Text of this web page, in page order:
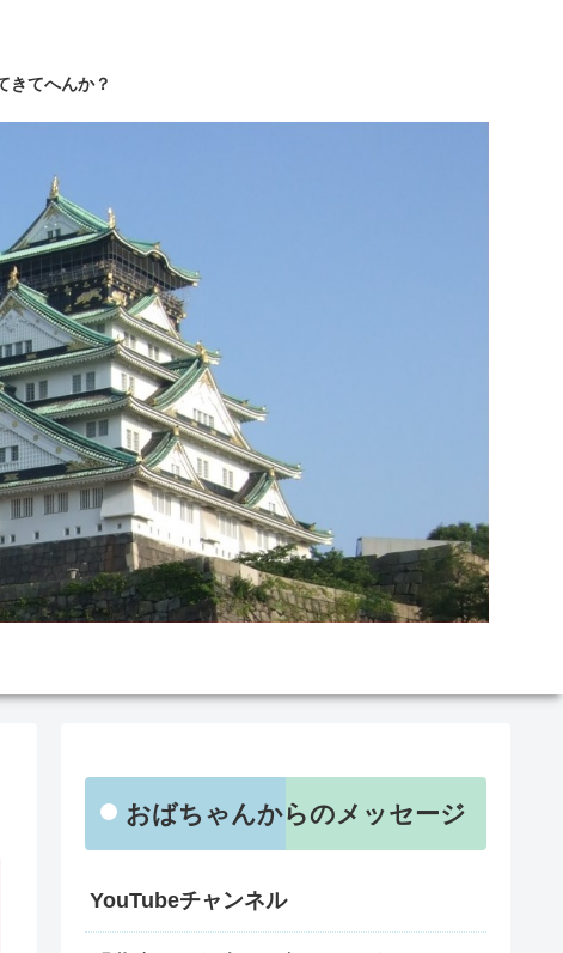
きてへんか？
おばちゃんからのメッセージ
YouTubeチャンネル